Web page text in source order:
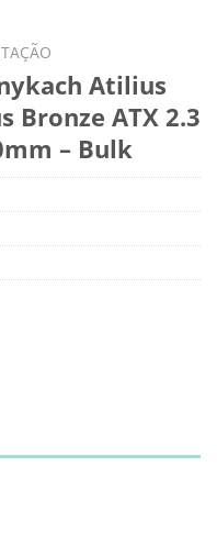
Atilius
Bronze ATX 2.3
– Bulk